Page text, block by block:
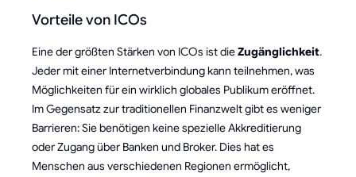
Vorteile von ICOs
Eine der größten Stärken von ICOs ist dieZugänglichkeit.
Jeder mit einer Internetverbindung kann teilnehmen, was
Möglichkeiten für ein wirklich globales Publikum eröffnet.
Im Gegensatz zur traditionellen Finanzwelt gibt es weniger
Barrieren: Sie benötigen keine spezielle Akkreditierung
oder Zugang über Banken und Broker. Dies hat es
Menschen aus verschiedenen Regionen ermöglicht,